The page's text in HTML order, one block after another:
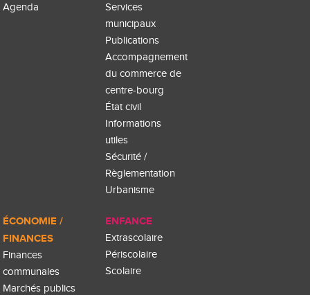
Agenda
Services
municipaux
Publications
Accompagnement
du commerce de
centre-bourg
État civil
Informations
utiles
Sécurité /
Règlementation
Urbanisme
ÉCONOMIE /
FINANCES
Finances
communales
Marchés publics
ENFANCE
Extrascolaire
Périscolaire
Scolaire